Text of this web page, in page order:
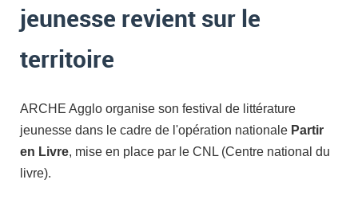
jeunesse revient sur le
territoire
ARCHE Agglo organise son festival de littérature
jeunesse dans le cadre de l'opération nationale Partir
en Livre, mise en place par le CNL (Centre national du
livre).